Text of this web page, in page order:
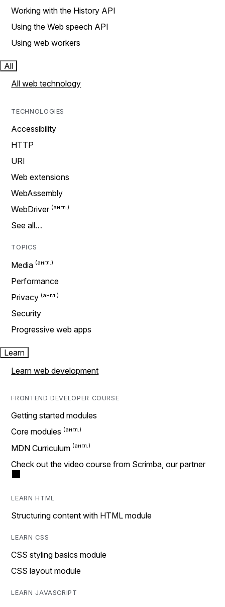
Working with the History API
Using the Web speech API
Using web workers
All
All web technology
TECHNOLOGIES
Accessibility
HTTP
URI
Web extensions
WebAssembly
WebDriver
See all…
TOPICS
Media
Performance
Privacy
Security
Progressive web apps
Learn
Learn web development
FRONTEND DEVELOPER COURSE
Getting started modules
Core modules
MDN Curriculum
Check out the video course from Scrimba, our partner
LEARN HTML
Structuring content with HTML module
LEARN CSS
CSS styling basics module
CSS layout module
LEARN JAVASCRIPT